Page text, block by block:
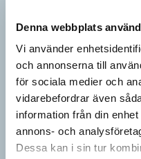
Denna webbplats
Vi använder
och annonserna till
för sociala medier och
vidarebefordrar även
information från din
annons- och
Dessa kan i sin tur
Ge bort
SPRÅKBLOGGEN
Inför påsken har vi ett riktigt
bort 3 nummer av